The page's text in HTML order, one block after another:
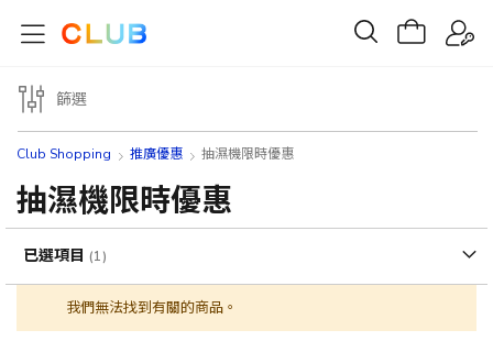
Club Shopping 推廣優惠 抽濕機限時優惠
抽濕機限時優惠
我們無法找到有關的商品。
篩選
已選項目